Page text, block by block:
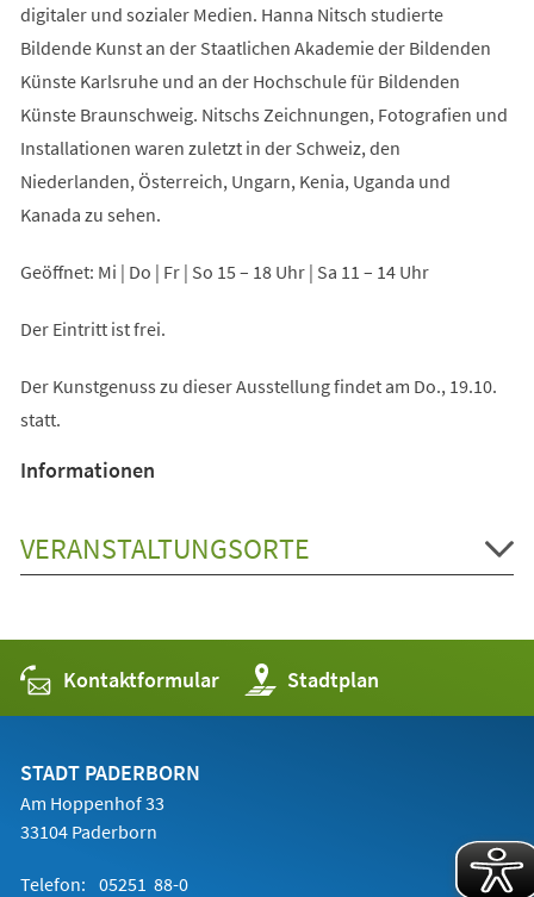
digitaler und sozialer Medien. Hanna Nitsch studierte
Bildende Kunst an der Staatlichen Akademie der Bildenden
Künste Karlsruhe und an der Hochschule für Bildenden
Künste Braunschweig. Nitschs Zeichnungen, Fotografien und
Installationen waren zuletzt in der Schweiz, den
Niederlanden, Österreich, Ungarn, Kenia, Uganda und
Kanada zu sehen.
Geöffnet: Mi | Do | Fr | So 15 – 18 Uhr | Sa 11 – 14 Uhr
Der Eintritt ist frei.
Der Kunstgenuss zu dieser Ausstellung findet am Do., 19.10.
statt.
Informationen
VERANSTALTUNGSORTE
Kontaktformular Stadtplan
(Öffnet
in
einem
STADT PADERBORN
Am Hoppenhof 33
33104 Paderborn
Telefon: 05251 88-0